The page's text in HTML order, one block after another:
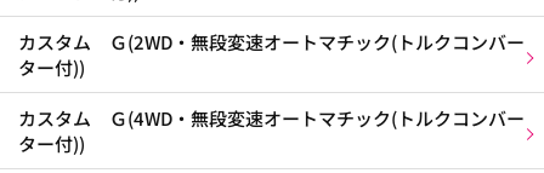
カスタム Ｇ(2WD・無段変速オートマチック(トルクコンバー
ター付))
カスタム Ｇ(4WD・無段変速オートマチック(トルクコンバー
ター付))